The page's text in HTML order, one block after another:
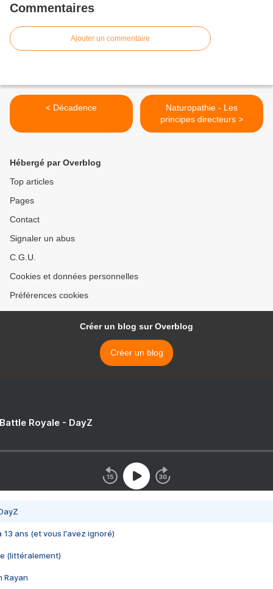
Commentaires
Ajouter un commentaire
< Décadence
Naturopathie - Les
principes directeurs >
Hébergé par Overblog
Top articles
Pages
Contact
Signaler un abus
C.G.U.
Cookies et données personnelles
Préférences cookies
Créer un blog sur Overblog
Créer un blog
Royale - DayZ
13 ans (et vous l'avez ignoré)
(littéralement)
Rayan